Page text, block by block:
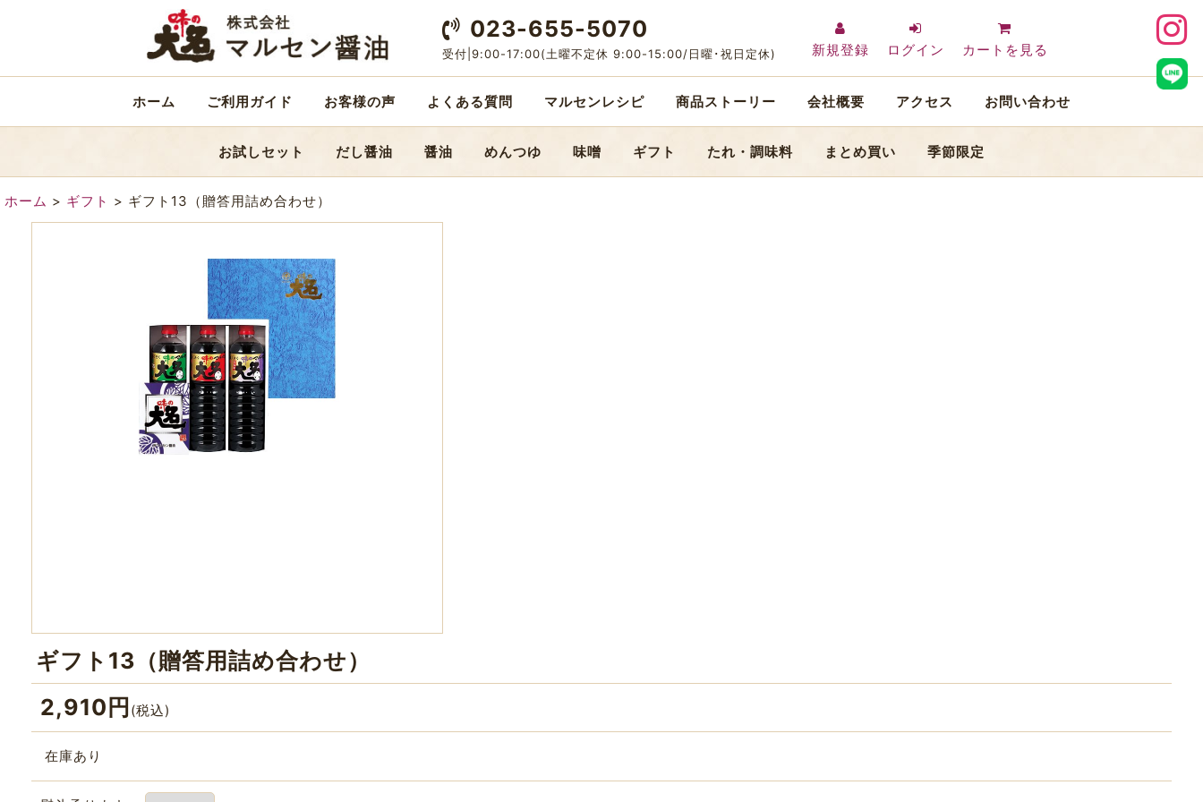
023-655-5070
受付|9:00-17:00(土曜不定休 9:00-15:00/日曜･祝日定休) 新規登録 ログイン カートを見る
ホーム ご利用ガイド お客様の声 よくある質問 マルセンレシピ 商品ストーリー 会社概要 アクセス お問い合わせ
お試しセット だし醤油 醤油 めんつゆ 味噌 ギフト たれ・調味料 まとめ買い 季節限定
ホーム > ギフト > ギフト13（贈答用詰め合わせ）
ギフト13（贈答用詰め合わせ）
2,910 円 (税込)
在庫あり